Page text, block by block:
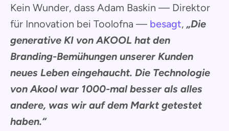
Kein Wunder, dass Adam Baskin — Direktor
für Innovation bei Toolofna — besagt, „Die
generative KI von AKOOL hat den
Branding-Bemühungen unserer Kunden
neues Leben eingehaucht. Die Technologie
von Akool war 1000-mal besser als alles
andere, was wir auf dem Markt getestet
haben.“